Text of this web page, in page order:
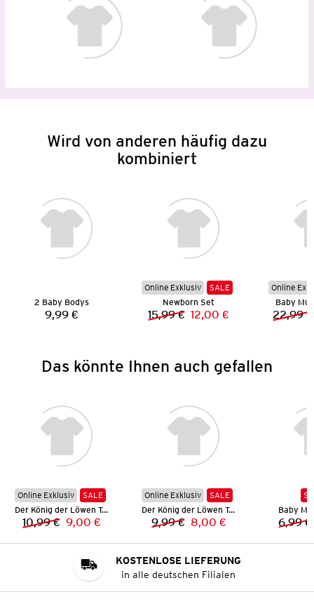
Wird von anderen häufig dazu
kombiniert
2 Baby Bodys
Preis:
9,99 €
Online Exklusiv
SALE
Newborn Set
Vorheriger Preis:
15,99 € Neuer Preis:
12,00 €
Online
Baby
22,99 €
Das könnte Ihnen auch gefallen
Online Exklusiv
SALE
Der König der Löwen T-Shirt
Vorheriger Preis:
10,99 € Neuer Preis:
9,00 €
Online Exklusiv
SALE
Der König der Löwen T-Shirt
Vorheriger Preis:
9,99 € Neuer Preis:
8,00 €
Baby
6,99 €
KOSTENLOSE LIEFERUNG
in alle deutschen Filialen